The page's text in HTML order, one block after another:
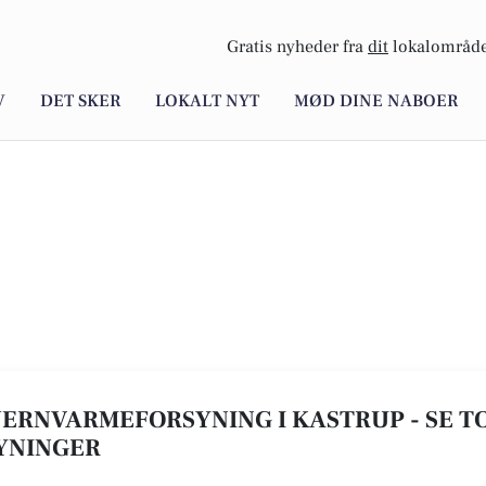
Gratis nyheder fra dit
DET SKER LOKALT NYT MØD DINE NABOER
I KASTRUP - SE